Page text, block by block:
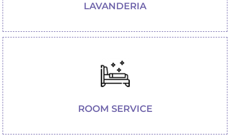
LAVANDERIA
ROOM SERVICE